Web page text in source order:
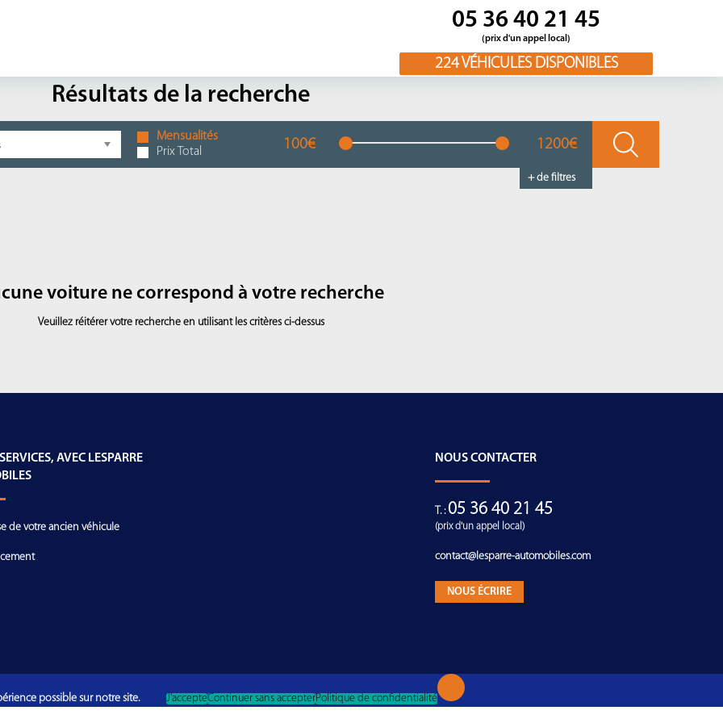
05 36 40 21 45
(prix d'un appel local)
224VÉHICULES DISPONIBLES
Résultats de la recherche
Mensualités
Prix Total
100€ 1200€
+ de filtres
voiture ne correspond à votre recherche
Veuillez réitérer votre recherche en utilisant les critères ci-dessus
AVEC LESPARRE
de votre ancien véhicule
NOUS CONTACTER
T. :05 36 40 21 45
(prix d'un appel local)
contact@lesparre-automobiles.com
NOUS ÉCRIRE
possible sur notre site. J'accepteContinuer sans accepterPolitique de confidentialité